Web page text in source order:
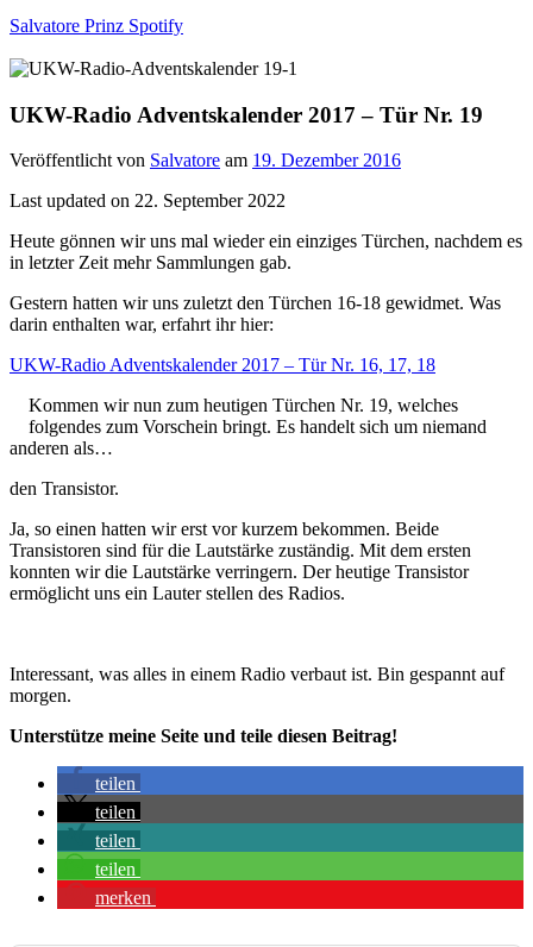
Salvatore Prinz Spotify
UKW-Radio Adventskalender 2017 – Tür Nr. 19
Veröffentlicht von Salvatore am 19. Dezember 2016
Last updated on 22. September 2022
Heute gönnen wir uns mal wieder ein einziges Türchen, nachdem es
in letzter Zeit mehr Sammlungen gab.
Gestern hatten wir uns zuletzt den Türchen 16-18 gewidmet. Was
darin enthalten war, erfahrt ihr hier:
UKW-Radio Adventskalender 2017 – Tür Nr. 16, 17, 18
Kommen wir nun zum heutigen Türchen Nr. 19, welches
folgendes zum Vorschein bringt. Es handelt sich um niemand
anderen als…
den Transistor.
Ja, so einen hatten wir erst vor kurzem bekommen. Beide
Transistoren sind für die Lautstärke zuständig. Mit dem ersten
konnten wir die Lautstärke verringern. Der heutige Transistor
ermöglicht uns ein Lauter stellen des Radios.
Interessant, was alles in einem Radio verbaut ist. Bin gespannt auf
morgen.
Unterstütze meine Seite und teile diesen Beitrag!
teilen
teilen
teilen
teilen
merken